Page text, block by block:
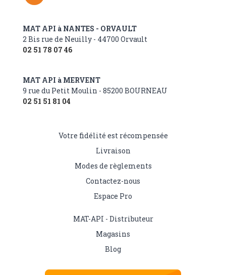
MAT API à NANTES - ORVAULT
2 Bis rue de Neuilly - 44700 Orvault
02 51 78 07 46
MAT API à MERVENT
9 rue du Petit Moulin - 85200 BOURNEAU
02 51 51 81 04
Votre fidélité est récompensée
Livraison
Modes de règlements
Contactez-nous
Espace Pro
MAT-API - Distributeur
Magasins
Blog